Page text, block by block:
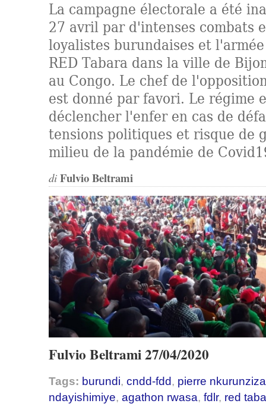
La campagne électorale a été
27 avril par d'intenses combats
loyalistes burundaises et
RED Tabara dans la ville de
au Congo. Le chef de
est donné par favori. Le régime
déclencher l'enfer en cas de
tensions politiques et risque de
milieu de la pandémie de
di Fulvio Beltrami
Fulvio Beltrami 27/04/2020
Tags: burundi, cndd-fdd, pierre nkurunziza
ndayishimiye, agathon rwasa, fdlr, red